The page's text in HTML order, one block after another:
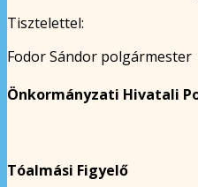
Tisztelettel:
Fodor Sándor polgármester
Önkormányzati Hivatali
Tóalmási Figyelő